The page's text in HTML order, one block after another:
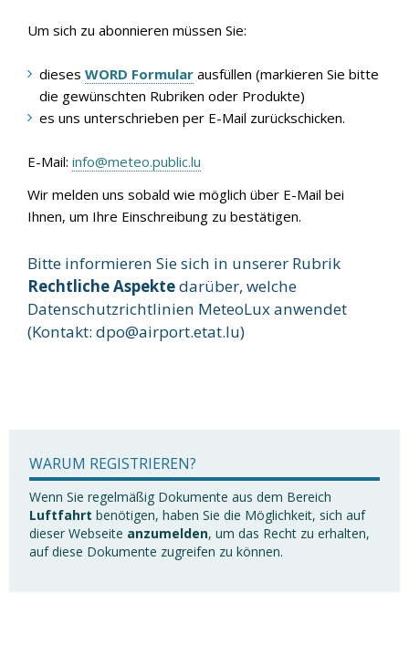
Um sich zu abonnieren müssen Sie:
dieses WORD Formular ausfüllen (markieren Sie bitte
die gewünschten Rubriken oder Produkte)
es uns unterschrieben per E-Mail zurückschicken.
E-Mail: info@meteo.public.lu
Wir melden uns sobald wie möglich über E-Mail bei
Ihnen, um Ihre Einschreibung zu bestätigen.
Bitte informieren Sie sich in unserer Rubrik
Rechtliche Aspektedarüber, welche
Datenschutzrichtlinien MeteoLux anwendet
(Kontakt: dpo@airport.etat.lu)
WARUM REGISTRIEREN?
Wenn Sie regelmäßig Dokumente aus dem Bereich
Luftfahrt benötigen, haben Sie die Möglichkeit, sich auf
dieser Webseite anzumelden, um das Recht zu erhalten,
auf diese Dokumente zugreifen zu können.